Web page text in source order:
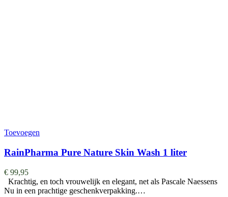
Toevoegen
RainPharma Pure Nature Skin Wash 1 liter
€ 99,95
Krachtig, en toch vrouwelijk en elegant, net als Pascale Naessens
Nu in een prachtige geschenkverpakking.…